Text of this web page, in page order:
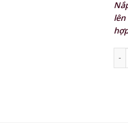
lên